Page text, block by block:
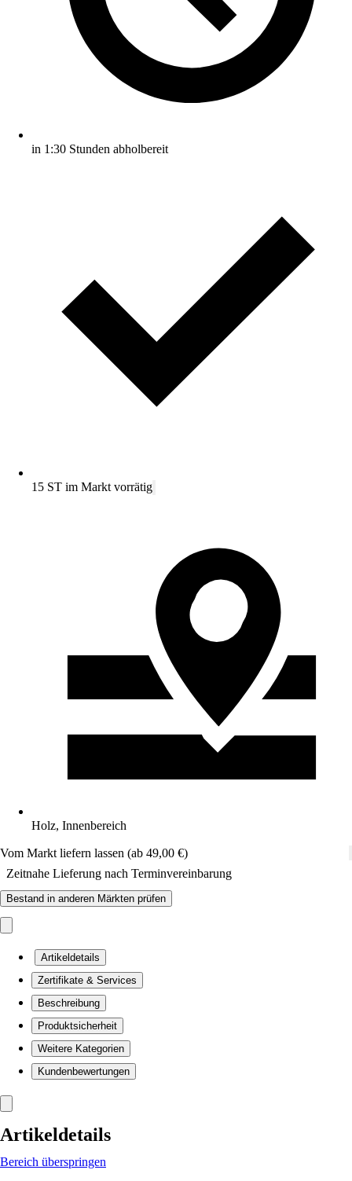
in 1:30 Stunden abholbereit
15 ST im Markt vorrätig
Holz, Innenbereich
Vom Markt liefern lassen (ab 49,00 €)
Zeitnahe Lieferung nach Terminvereinbarung
Bestand in anderen Märkten prüfen
Artikeldetails
Zertifikate & Services
Beschreibung
Produktsicherheit
Weitere Kategorien
Kundenbewertungen
Artikeldetails
Bereich überspringen